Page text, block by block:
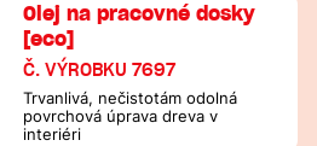
Olej na pracovné dosky
[eco]
Č. VÝROBKU 7697
Trvanlivá, nečistotám odolná
povrchová úprava dreva v
interiéri